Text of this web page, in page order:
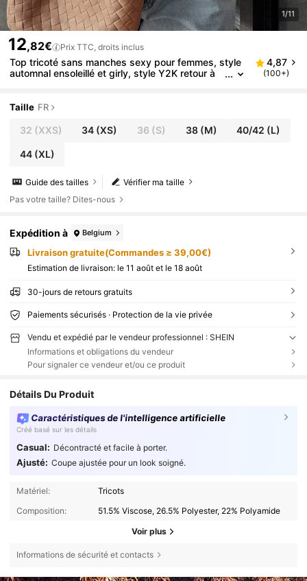
1/11
12,82€ Prix TTC, droits inclus
Top tricoté sans manches sexy pour femmes, style
automnal ensoleillé et girly, style Y2K retour à
4,87
(100+)
Taille FR
32 (XXS) 34 (XS) 36 (S) 38(M) 40/42 (L)
44(XL)
Vérifier ma taille
Guide des tailles
Pas votre taille? Dites-nous
Expédition à Belgium
Livraison gratuite(Commandes ≥ 39,00€)
Estimation de livraison: le 11 août et le 18 août
30-jours de retours gratuits
Paiements sécurisés · Protection de la vie privée
Vendu et expédié par le vendeur professionnel : SHEIN
Informations et obligations du vendeur
Pour signaler ce vendeur et/ou ce produit
Détails Du Produit
Caractéristiques de l'intelligence artificielle
Créé basé sur les détails
Casual: Décontracté et facile à porter.
Ajusté: Coupe ajustée pour un look soigné.
Matériel:
Tricots
Composition:
51.5% Viscose, 26.5% Polyester, 22% Polyamide
Voir plus
Informations de sécurité et contacts